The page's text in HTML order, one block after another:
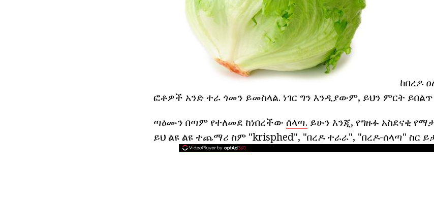
ከበረዶ
ፎቶዎች አንድ ተራ ጎመን ይመስላል. ነገር ግን እንዲያውም, ይህን ምርት
ጣዕሙን በጣም የተለመደ ከነበረችው ሰላጣ. ይሁን እንጂ, የግዙፉ አስደናቂ
ይህ ልዩ ልዩ ተጨማሪ ስም "krisphed", "በረዶ ተራራ", "በረዶ-ሰላጣ" ስር